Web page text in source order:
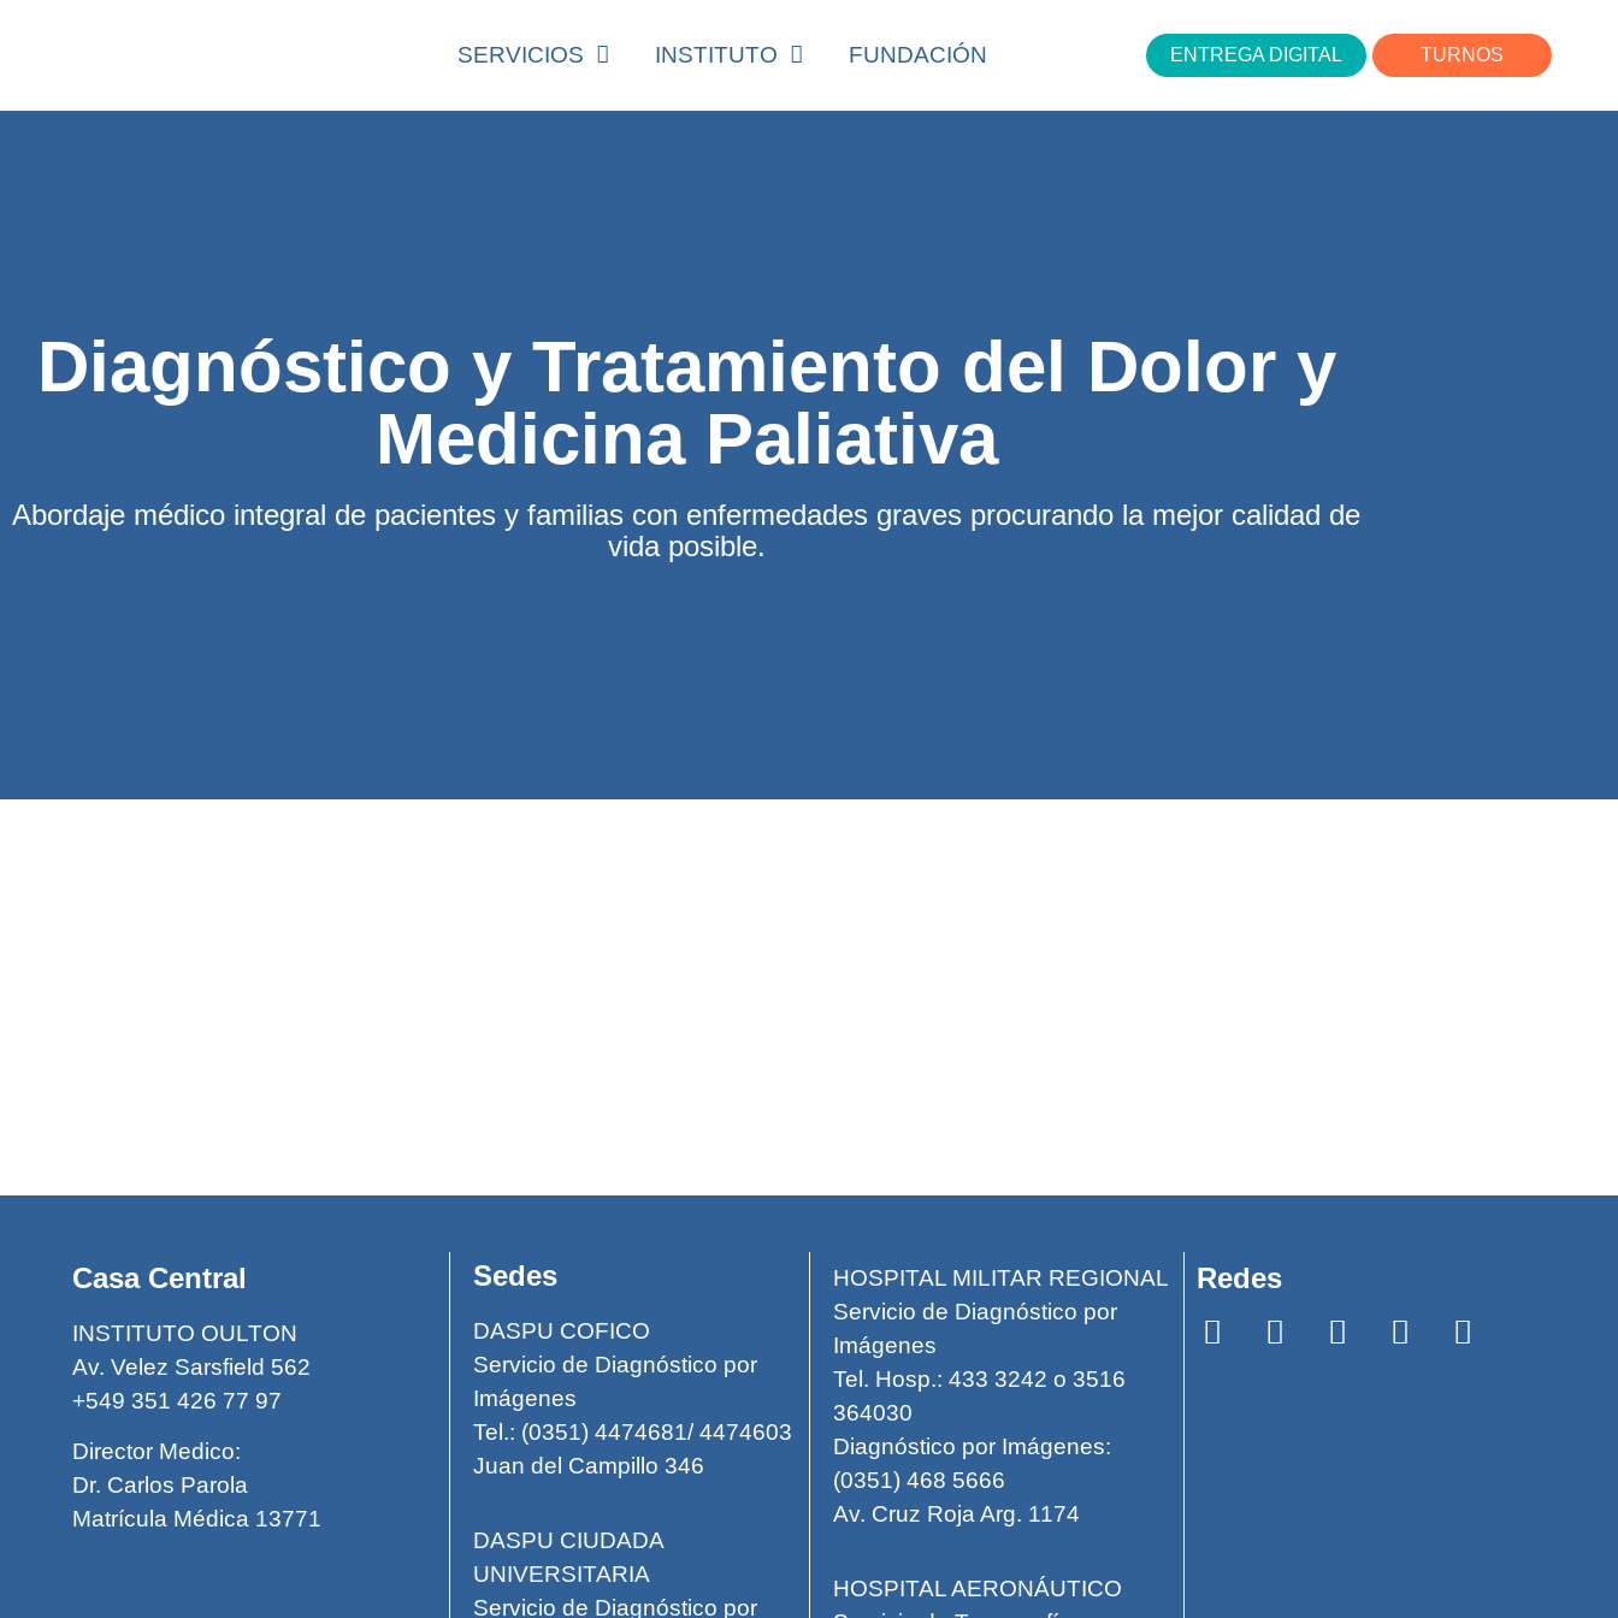
SERVICIOS INSTITUTO FUNDACIÓN ENTREGA DIGITAL TURNOS
Diagnóstico y Tratamiento del Dolor y
Medicina Paliativa
Abordaje médico integral de pacientes y familias con enfermedades graves procurando la mejor calidad de
vida posible.
Casa Central
INSTITUTO OULTON
Av. Velez Sarsfield 562
+549 351 426 77 97
Director Medico:
Dr. Carlos Parola
Matrícula Médica 13771
Sedes
DASPU COFICO
Servicio de Diagnóstico por
Imágenes
Tel.: (0351) 4474681/ 4474603
Juan del Campillo 346
DASPU CIUDADA
UNIVERSITARIA
Servicio de Diagnóstico por
HOSPITAL MILITAR REGIONAL
Servicio de Diagnóstico por
Imágenes
Tel. Hosp.: 433 3242 o 3516
364030
Diagnóstico por Imágenes:
(0351) 468 5666
Av. Cruz Roja Arg. 1174
HOSPITAL AERONÁUTICO
Redes